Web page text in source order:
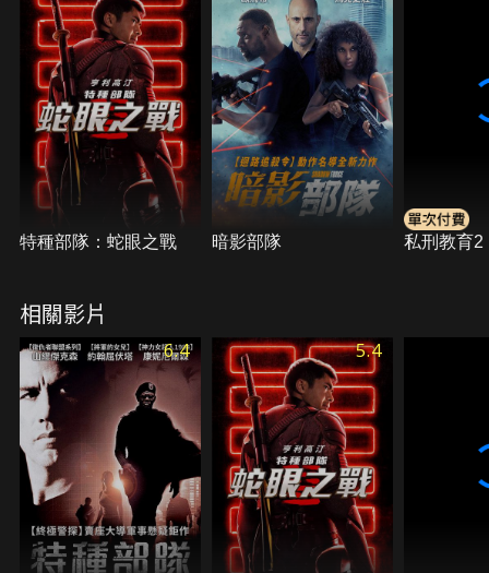
特種部隊：蛇眼之戰 暗影部隊 私刑教育2
相關影片
6.4 5.4